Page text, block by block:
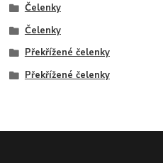
Čelenky
Čelenky
Překřížené čelenky
Překřížené čelenky